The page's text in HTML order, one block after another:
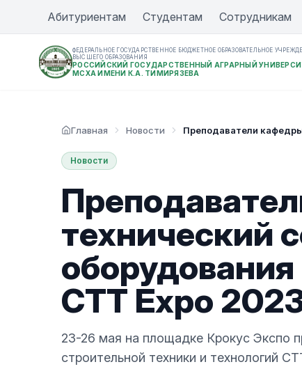
Абитуриентам Студентам Сотрудникам
ФЕДЕРАЛЬНОЕ ГОСУДАРСТВЕННОЕ БЮДЖЕТНОЕ ОБРАЗОВАТЕЛЬНОЕ
ВЫСШЕГО ОБРАЗОВАНИЯ
РОССИЙСКИЙ ГОСУДАРСТВЕННЫЙ АГРАРНЫЙ
МСХА ИМЕНИ К.А. ТИМИРЯЗЕВА
Главная Новости Преподаватели
Новости
технический
СТТ Expo
23-26 мая на площадке Крокус Экспо
строительной техники и технологий